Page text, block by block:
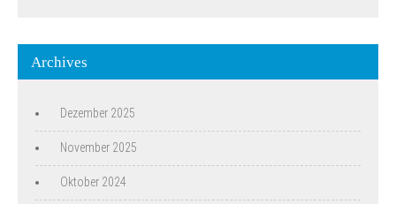
Archives
Dezember 2025
November 2025
Oktober 2024